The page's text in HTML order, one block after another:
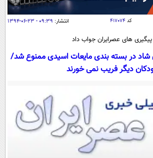
اقتصاد
اقتصادی
خودرو
جامعه
اجتماعی
حوادث
یک برش دانایی
محیط زیست
ورزشی
بین الملل
علم و دانش
فناوری و It
علمی
قرآن
گوناگون
کد۴۱۷۰۷۴ انتشار: ۰۹:۳۹ - ۲۳-۰۶-۱۳۹۴
پیگیری های عصرایران جواب داد
شاد در بسته بندی مایعات اسیدی ممنوع شد/
دیگر فریب نمی خورند